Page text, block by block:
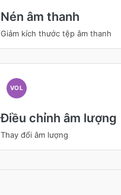
Nén âm thanh
Giảm kích thước tệp âm thanh
VOL
Điều chỉnh âm lượng
Thay đổi âm lượng